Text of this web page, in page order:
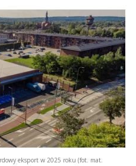
eksport w 2025 roku (fot. mat.